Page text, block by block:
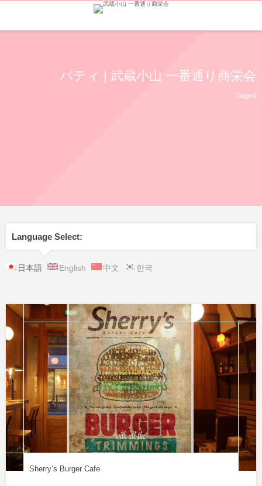
パティ | 武蔵小山 一番通り商栄会
Tagged
Language Select:
日本語 English 中文 한국
Sherry’s Burger Cafe